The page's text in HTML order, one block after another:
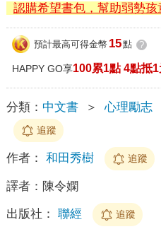
認購希望書包，幫助弱勢孩
預計最高可得金幣 15點 ?
HAPPY GO享100累1點 4點抵1
分類： 中文書 ＞ 心理勵志
追蹤
作者： 和田秀樹 追蹤
譯者： 陳令嫻
出版社： 聯經 追蹤